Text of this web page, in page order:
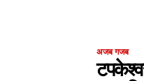
अजब गजब